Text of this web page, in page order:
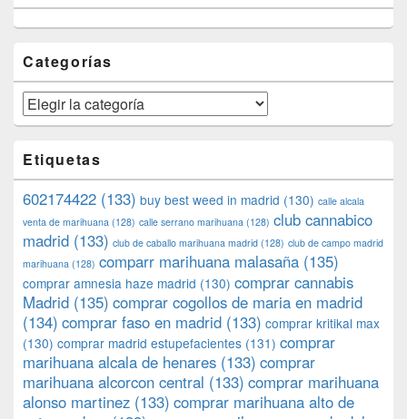
Categorías
Categorías
Etiquetas
602174422 (133) buy best weed in madrid (130) calle alcala
venta de marihuana (128) calle serrano marihuana (128) club cannabico
madrid (133) club de caballo marihuana madrid (128) club de campo madrid
marihuana (128) comparr marihuana malasaña (135)
comprar amnesia haze madrid (130) comprar cannabis
Madrid (135) comprar cogollos de maria en madrid
(134) comprar faso en madrid (133) comprar kritikal max
(130) comprar madrid estupefacientes (131) comprar
marihuana alcala de henares (133) comprar
marihuana alcorcon central (133) comprar marihuana
alonso martinez (133) comprar marihuana alto de